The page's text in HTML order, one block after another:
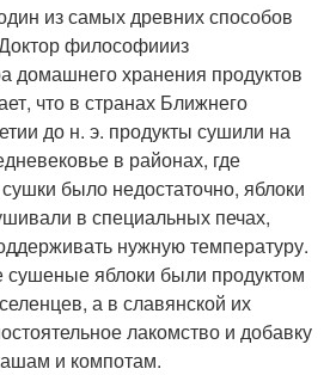
из самых древних способов
философиииз
домашнего хранения продуктов
что в странах Ближнего
до н. э. продукты сушили на
в районах, где
было недостаточно, яблоки
в специальных печах,
нужную температуру.
сушеные яблоки были продуктом
а в славянской их
лакомство и добавку
и компотам.